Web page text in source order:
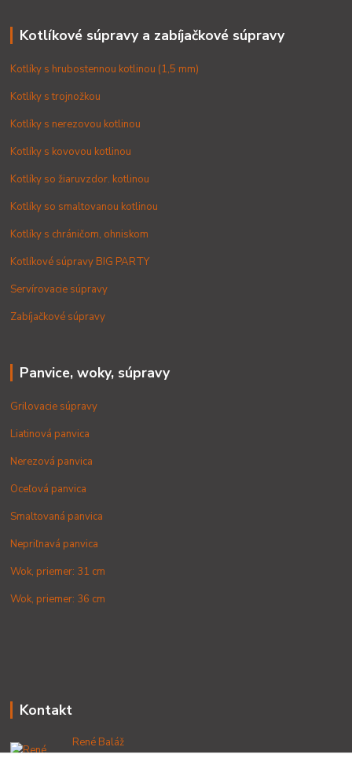
Kotlíkové súpravy a zabíjačkové súpravy
Kotlíky s hrubostennou kotlinou (1,5 mm)
Kotlíky s trojnožkou
Kotlíky s nerezovou kotlinou
Kotlíky s kovovou kotlinou
Kotlíky so žiaruvzdor. kotlinou
Kotlíky so smaltovanou kotlinou
Kotlíky s chráničom, ohniskom
Kotlíkové súpravy BIG PARTY
Servírovacie súpravy
Zabíjačkové súpravy
Panvice, woky, súpravy
Grilovacie súpravy
Liatinová panvica
Nerezová panvica
Oceľová panvica
Smaltovaná panvica
Nepriľnavá panvica
Wok, priemer: 31 cm
Wok, priemer: 36 cm
Kontakt
René Baláž